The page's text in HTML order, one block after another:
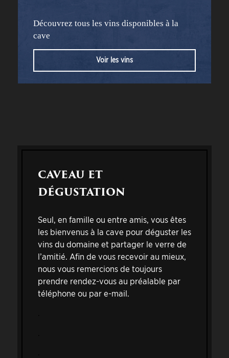
Découvrez tous les vins disponibles à la
cave
Voir les vins
CAVEAU ET
DÉGUSTATION
Seul, en famille ou entre amis, vous êtes
les bienvenus à la cave pour déguster les
vins du domaine et partager le verre de
l’amitié. Afin de vous recevoir au mieux,
nous vous remercions de toujours
prendre rendez-vous au préalable par
téléphone ou par e-mail.